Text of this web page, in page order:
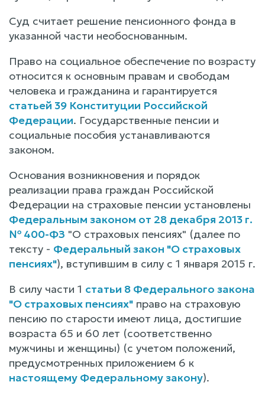
Суд считает решение пенсионного фонда в
указанной части необоснованным.
Право на социальное обеспечение по возрасту
относится к основным правам и свободам
человека и гражданина и гарантируется
статьей 39 Конституции Российской
Федерации. Государственные пенсии и
социальные пособия устанавливаются
законом.
Основания возникновения и порядок
реализации права граждан Российской
Федерации на страховые пенсии установлены
Федеральным законом от 28 декабря 2013 г.
№ 400-ФЗ "О страховых пенсиях" (далее по
тексту - Федеральный закон "О страховых
пенсиях"), вступившим в силу с 1 января 2015 г.
В силу части 1 статьи 8 Федерального закона
"О страховых пенсиях" право на страховую
пенсию по старости имеют лица, достигшие
возраста 65 и 60 лет (соответственно
мужчины и женщины) (с учетом положений,
предусмотренных приложением 6 к
настоящему Федеральному закону).